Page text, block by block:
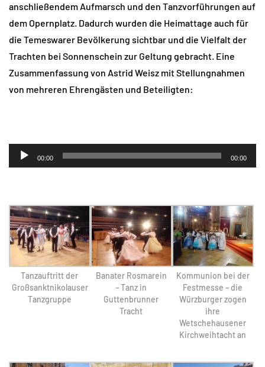
anschließendem Aufmarsch und den Tanzvorführungen auf
dem Opernplatz. Dadurch wurden die Heimattage auch für
die Temeswarer Bevölkerung sichtbar und die Vielfalt der
Trachten bei Sonnenschein zur Geltung gebracht. Eine
Zusammenfassung von Astrid Weisz mit Stellungnahmen
von mehreren Ehrengästen und Beteiligten:
Audio-
Player
00:00 00:00
Tanzauftritt der
Großsanktnikolauser
Tanzgruppe
Banater Rosmarein
– Tanz in
Guttenbrunner
Tracht
Kommunion bei der
Festmesse – die
Würzburger zogen
ihre
Wetschehausener
Kirchweihtacht an